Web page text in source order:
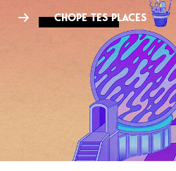
CHOPE TES PLACES